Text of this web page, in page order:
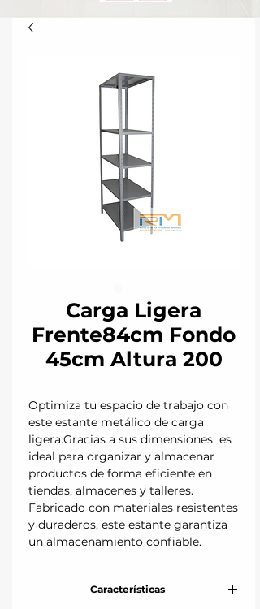
Carga Ligera
Frente84cm Fondo
45cm Altura 200
Optimiza tu espacio de trabajo con
este estante metálico de carga
ligera.Gracias a sus dimensiones es
ideal para organizar y almacenar
productos de forma eficiente en
tiendas, almacenes y talleres.
Fabricado con materiales resistentes
y duraderos, este estante garantiza
un almacenamiento confiable.
Características